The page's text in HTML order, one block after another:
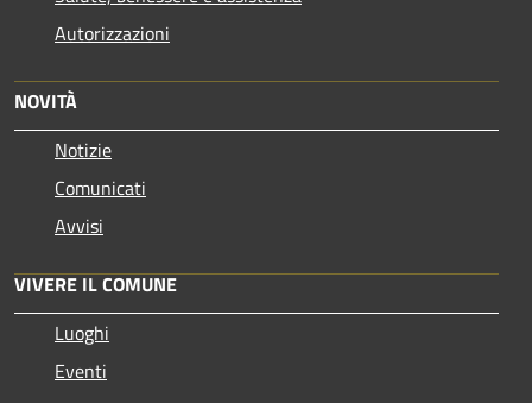
Autorizzazioni
NOVITÀ
Notizie
Comunicati
Avvisi
VIVERE IL COMUNE
Luoghi
Eventi